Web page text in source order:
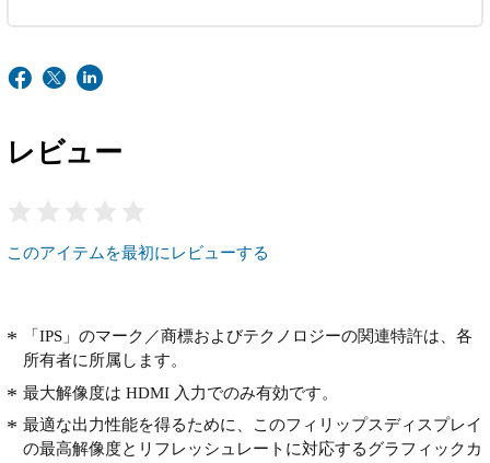
レビュー
このアイテムを最初にレビューする
「IPS」のマーク／商標およびテクノロジーの関連特許は、各
所有者に所属します。
最大解像度は HDMI 入力でのみ有効です。
最適な出力性能を得るために、このフィリップスディスプレイ
の最高解像度とリフレッシュレートに対応するグラフィックカ